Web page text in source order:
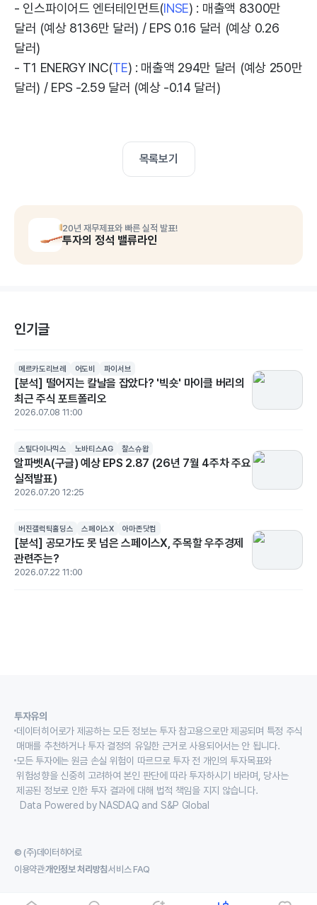
- 인스파이어드 엔터테인먼트(INSE) : 매출액 8300만
달러 (예상 8136만 달러) / EPS 0.16 달러 (예상 0.26
달러)
- T1 ENERGY INC(TE) : 매출액 294만 달러 (예상 250만
달러) / EPS -2.59 달러 (예상 -0.14 달러)
목록보기
20년 재무제표와 빠른 실적 발표!
투자의 정석 밸류라인
인기글
메르카도리브레 어도비 파이서브
[분석] 떨어지는 칼날을 잡았다? '빅숏' 마이클 버리의
최근 주식 포트폴리오
2026.07.08 11:00
스틸다이나믹스 노바티스AG 찰스슈왑
알파벳A(구글) 예상 EPS 2.87 (26년 7월 4주차 주요
실적발표)
2026.07.20 12:25
버진갤럭틱홀딩스 스페이스X 아마존닷컴
[분석] 공모가도 못 넘은 스페이스X, 주목할 우주경제
관련주는?
2026.07.22 11:00
투자유의
데이터히어로가 제공하는 모든 정보는 투자 참고용으로만 제공되며 특정 주식
매매를 추천하거나 투자 결정의 유일한 근거로 사용되어서는 안 됩니다.
모든 투자에는 원금 손실 위험이 따르므로 투자 전 개인의 투자목표와
위험성향을 신중히 고려하여 본인 판단에 따라 투자하시기 바라며, 당사는
제공된 정보로 인한 투자 결과에 대해 법적 책임을 지지 않습니다.
Data Powered by NASDAQ and S&P Global
© (주)데이터히어로
이용약관개인정보 처리방침서비스 FAQ